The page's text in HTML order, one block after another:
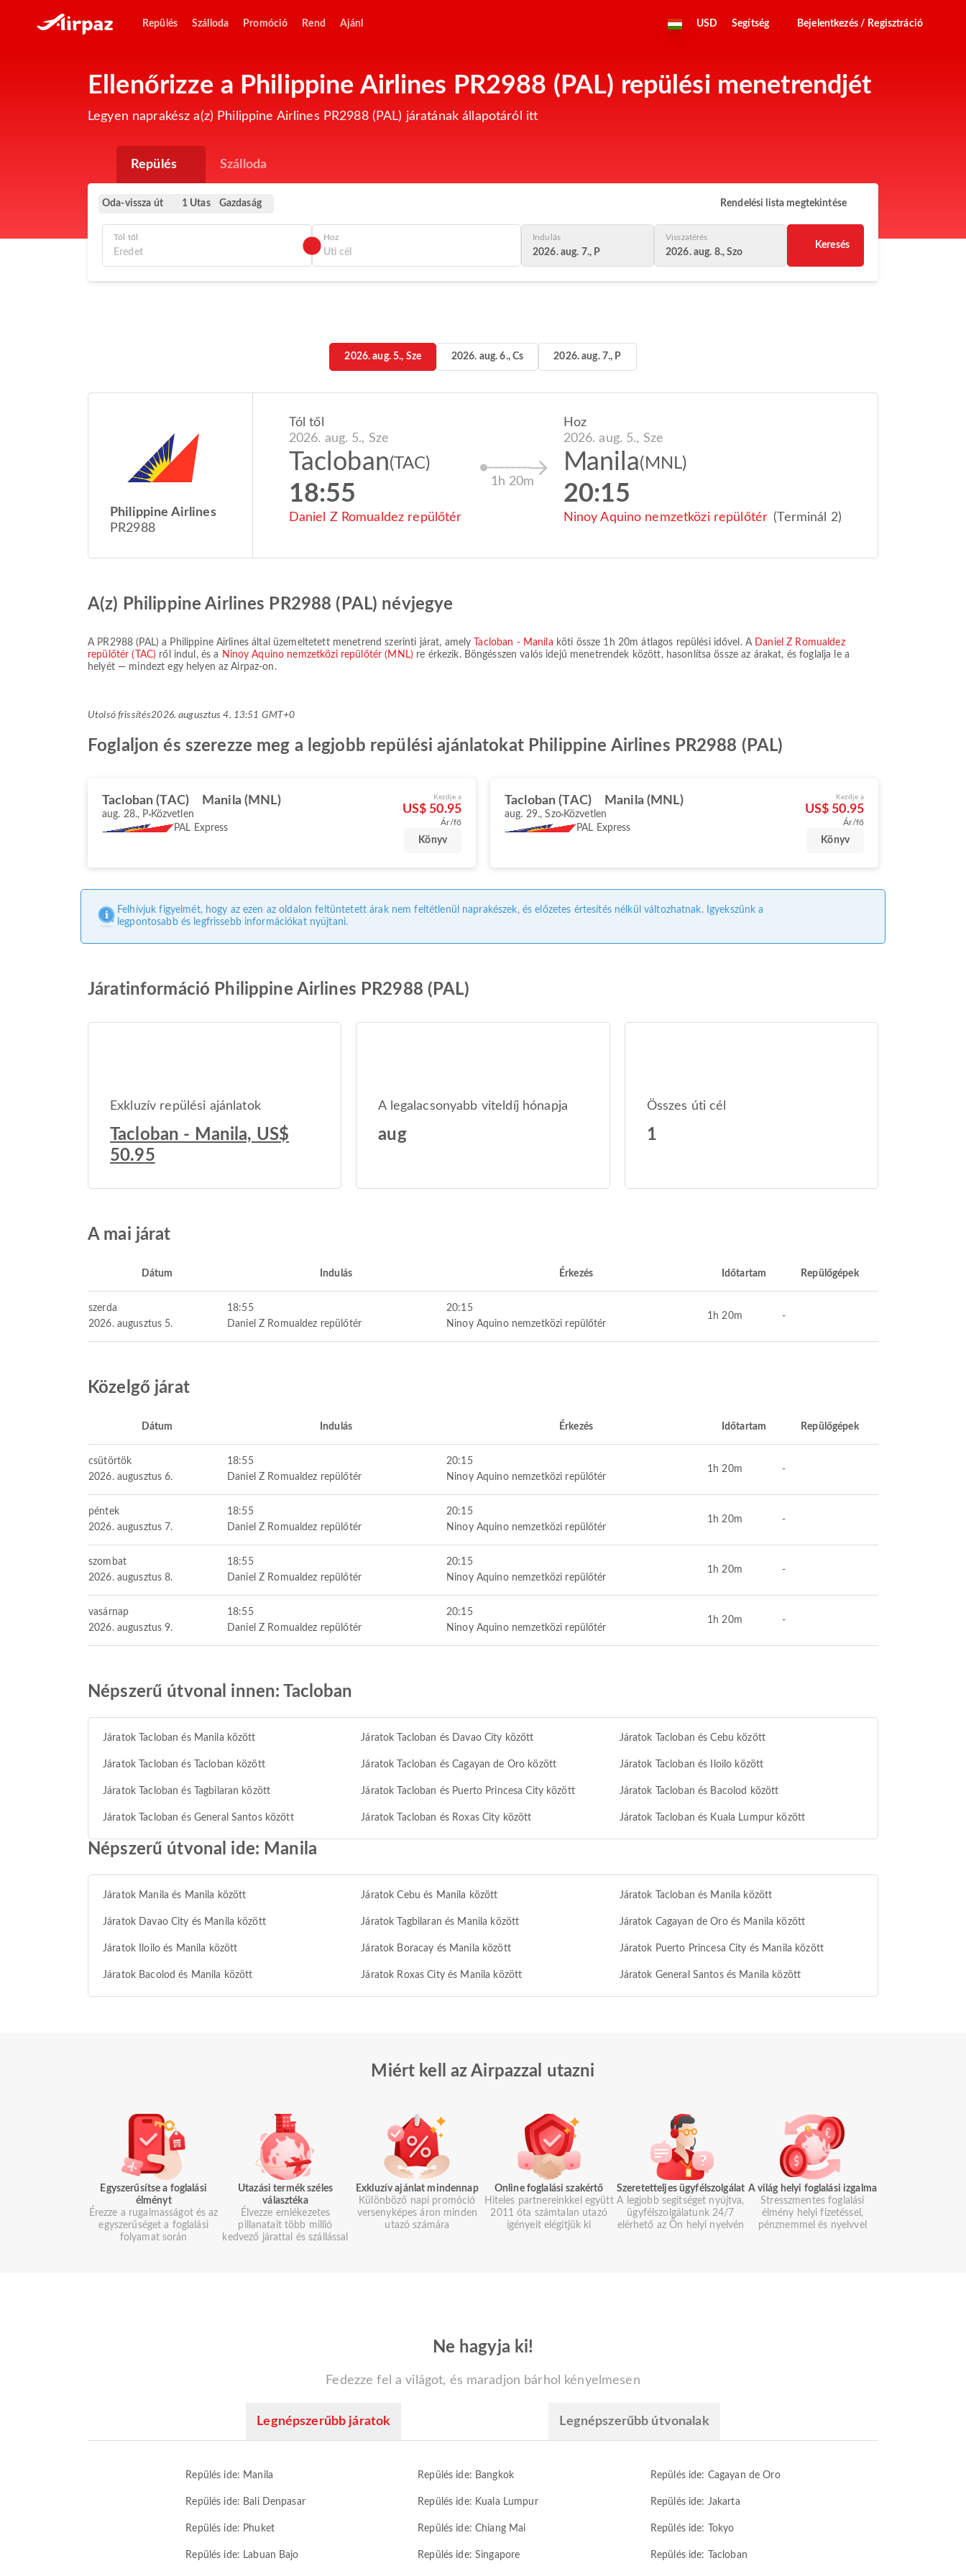
Repülés Szálloda Promóció Rend Ajánl USD Segítség Bejelentkezés / Regisztráció
Ellenőrizze a Philippine Airlines PR2988 (PAL) repülési menetrendjét
Legyen naprakész a(z) Philippine Airlines PR2988 (PAL) járatának állapotáról itt
Repülés Szálloda
Oda-vissza út 1 Utas Gazdaság Rendelési lista megtekintése
Tól től Hoz Indulás
2026. aug. 7., P
Visszatérés
2026. aug. 8., Szo
Keresés
2026. aug. 5., Sze 2026. aug. 6., Cs 2026. aug. 7., P
Philippine Airlines
PR2988
Tól től
2026. aug. 5., Sze
Tacloban(TAC)
18:55
Daniel Z Romualdez repülőtér
1h 20m
Hoz
2026. aug. 5., Sze
Manila(MNL)
20:15
Ninoy Aquino nemzetközi repülőtér (Terminál 2)
A(z) Philippine Airlines PR2988 (PAL) névjegye
A PR2988 ( PAL) a Philippine Airlines által üzemeltetett menetrend szerinti járat, amely Tacloban - Manila köti össze 1h 20m átlagos repülési idővel. A Daniel Z Romualdez
repülőtér (TAC) ről indul, és a Ninoy Aquino nemzetközi repülőtér (MNL) re érkezik. Böngésszen valós idejű menetrendek között, hasonlítsa össze az árakat, és foglalja le a
helyét — mindezt egy helyen az Airpaz-on.
Utolsó frissítés2026. augusztus 4. 13:51 GMT+0
Foglaljon és szerezze meg a legjobb repülési ajánlatokat Philippine Airlines PR2988 (PAL)
Tacloban (TAC) Manila (MNL)
aug. 28., P Közvetlen
PAL Express
Kezdje a
US$ 50.95
Ár/fő
Könyv
Tacloban (TAC) Manila (MNL)
aug. 29., Szo Közvetlen
PAL Express
Kezdje a
US$ 50.95
Ár/fő
Könyv
Felhívjuk figyelmét, hogy az ezen az oldalon feltüntetett árak nem feltétlenül naprakészek, és előzetes értesítés nélkül változhatnak. Igyekszünk a
legpontosabb és legfrissebb információkat nyújtani.
Járatinformáció Philippine Airlines PR2988 (PAL)
Exkluzív repülési ajánlatok
Tacloban - Manila, US$
50.95
A legalacsonyabb viteldíj hónapja
aug
Összes úti cél
1
A mai járat
Dátum Indulás Érkezés Időtartam Repülőgépek
szerda
2026. augusztus 5.
18:55
Daniel Z Romualdez repülőtér
20:15
Ninoy Aquino nemzetközi repülőtér
1h 20m -
Közelgő járat
Dátum Indulás Érkezés Időtartam Repülőgépek
csütörtök
2026. augusztus 6.
18:55
Daniel Z Romualdez repülőtér
20:15
Ninoy Aquino nemzetközi repülőtér
1h 20m -
péntek
2026. augusztus 7.
18:55
Daniel Z Romualdez repülőtér
20:15
Ninoy Aquino nemzetközi repülőtér
1h 20m -
szombat
2026. augusztus 8.
18:55
Daniel Z Romualdez repülőtér
20:15
Ninoy Aquino nemzetközi repülőtér
1h 20m -
vasárnap
2026. augusztus 9.
18:55
Daniel Z Romualdez repülőtér
20:15
Ninoy Aquino nemzetközi repülőtér
1h 20m -
Népszerű útvonal innen: Tacloban
Járatok Tacloban és Manila között Járatok Tacloban és Davao City között Járatok Tacloban és Cebu között
Járatok Tacloban és Tacloban között Járatok Tacloban és Cagayan de Oro között Járatok Tacloban és Iloilo között
Járatok Tacloban és Tagbilaran között Járatok Tacloban és Puerto Princesa City között Járatok Tacloban és Bacolod között
Járatok Tacloban és General Santos között Járatok Tacloban és Roxas City között Járatok Tacloban és Kuala Lumpur között
Népszerű útvonal ide: Manila
Járatok Manila és Manila között Járatok Cebu és Manila között Járatok Tacloban és Manila között
Járatok Davao City és Manila között Járatok Tagbilaran és Manila között Járatok Cagayan de Oro és Manila között
Járatok Iloilo és Manila között Járatok Boracay és Manila között Járatok Puerto Princesa City és Manila között
Járatok Bacolod és Manila között Járatok Roxas City és Manila között Járatok General Santos és Manila között
Miért kell az Airpazzal utazni
Egyszerűsítse a foglalási
élményt
Érezze a rugalmasságot és az
egyszerűséget a foglalási
folyamat során
Utazási termék széles
választéka
Élvezze emlékezetes
pillanatait több millió
kedvező járattal és szállással
Exkluzív ajánlat mindennap
Különböző napi promóció
versenyképes áron minden
utazó számára
Online foglalási szakértő
Hiteles partnereinkkel együtt
2011 óta számtalan utazó
igényeit elégítjük ki
Szeretetteljes ügyfélszolgálat
A legjobb segítséget nyújtva,
ügyfélszolgálatunk 24/7
elérhető az Ön helyi nyelvén
A világ helyi foglalási izgalma
Stresszmentes foglalási
élmény helyi fizetéssel,
pénznemmel és nyelvvel
Ne hagyja ki!
Fedezze fel a világot, és maradjon bárhol kényelmesen
Legnépszerűbb járatok Legnépszerűbb útvonalak
Repülés ide: Manila Repülés ide: Bangkok Repülés ide: Cagayan de Oro
Repülés ide: Bali Denpasar Repülés ide: Kuala Lumpur Repülés ide: Jakarta
Repülés ide: Phuket Repülés ide: Chiang Mai Repülés ide: Tokyo
Repülés ide: Labuan Bajo Repülés ide: Singapore Repülés ide: Tacloban